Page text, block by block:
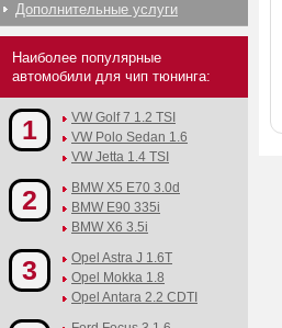
Дополнительные услуги
Наиболее популярные
автомобили для чип тюнинга:
1
VW Golf 7 1.2 TSI
VW Polo Sedan 1.6
VW Jetta 1.4 TSI
2
BMW X5 E70 3.0d
BMW E90 335i
BMW X6 3.5i
3
Opel Astra J 1.6T
Opel Mokka 1.8
Opel Antara 2.2 CDTI